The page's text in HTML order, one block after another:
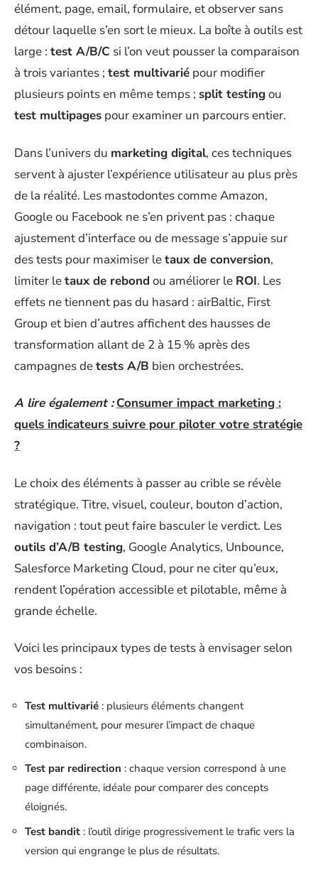
élément, page, email, formulaire, et observer sans
détour laquelle s’en sort le mieux. La boîte à outils est
large : test A/B/C si l’on veut pousser la comparaison
à trois variantes ; test multivarié pour modifier
plusieurs points en même temps ; split testingou
test multipages pour examiner un parcours entier.
Dans l’univers du marketing digital, ces techniques
servent à ajuster l’expérience utilisateur au plus près
de la réalité. Les mastodontes comme Amazon,
Google ou Facebook ne s’en privent pas : chaque
ajustement d’interface ou de message s’appuie sur
des tests pour maximiser letaux de conversion,
limiter letaux de rebond ou améliorer le ROI. Les
effets ne tiennent pas du hasard : airBaltic, First
Group et bien d’autres affichent des hausses de
transformation allant de 2 à 15 % après des
campagnes detests A/B bien orchestrées.
A lire également : Consumer impact marketing :
quels indicateurs suivre pour piloter votre stratégie
?
Le choix des éléments à passer au crible se révèle
stratégique. Titre, visuel, couleur, bouton d’action,
navigation : tout peut faire basculer le verdict. Les
outils d’A/B testing, Google Analytics, Unbounce,
Salesforce Marketing Cloud, pour ne citer qu’eux,
rendent l’opération accessible et pilotable, même à
grande échelle.
Voici les principaux types de tests à envisager selon
vos besoins :
Test multivarié : plusieurs éléments changent
simultanément, pour mesurer l’impact de chaque
combinaison.
Test par redirection : chaque version correspond à une
page différente, idéale pour comparer des concepts
éloignés.
Test bandit : l’outil dirige progressivement le trafic vers la
version qui engrange le plus de résultats.